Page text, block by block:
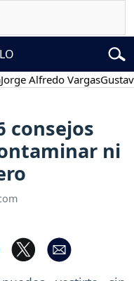
VargasGustavo
consejos
ni